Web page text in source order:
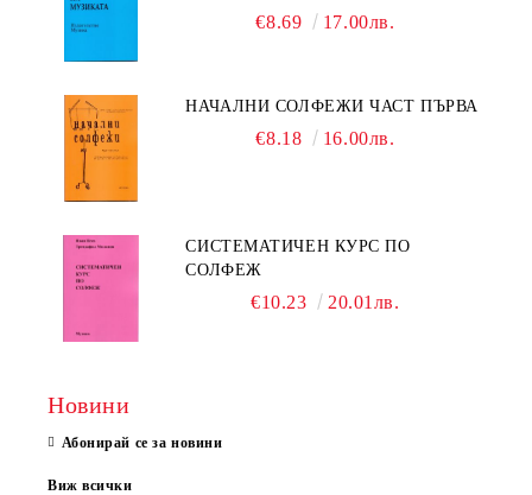
€8.69 17.00лв.
НАЧАЛНИ СОЛФЕЖИ ЧАСТ ПЪРВА
€8.18 16.00лв.
СИСТЕМАТИЧЕН КУРС ПО
СОЛФЕЖ
€10.23 20.01лв.
Новини
Абонирай се за новини
Виж всички